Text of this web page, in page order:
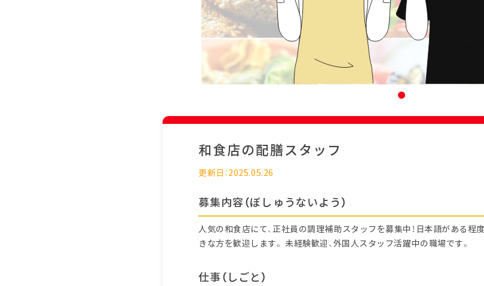
和食店の配膳スタッフ
更新日：2025.05.26
募集内容（ぼしゅうないよう）
人気の和食店にて、正社員の調理補助スタッフを募集中！日本語がある程
きな方を歓迎します。 未経験歓迎、外国人スタッフ活躍中の職場です。
仕事（しごと）